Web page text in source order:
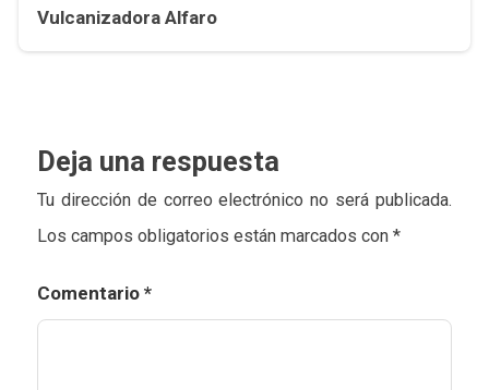
Vulcanizadora Alfaro
Deja una respuesta
Tu dirección de correo electrónico no será publicada.
Los campos obligatorios están marcados con *
Comentario *